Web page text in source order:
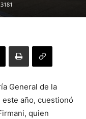
3181
General de la
año, cuestionó
quien